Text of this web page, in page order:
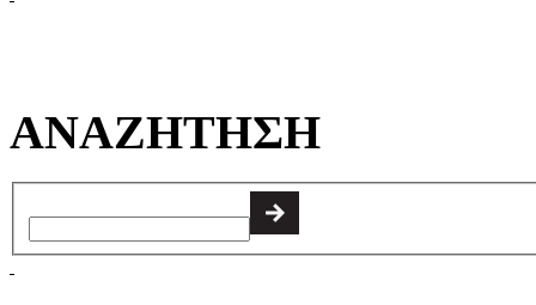
ΑΝΑΖΗΤΗΣΗ